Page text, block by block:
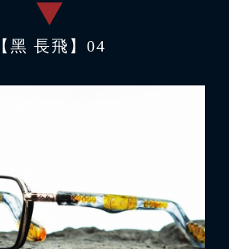
【黑 長飛】04